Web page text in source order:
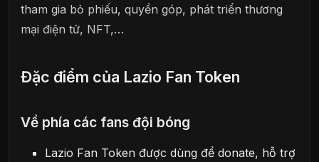
tham gia bỏ phiếu, quyền góp, phát triển thương
mại điện tử, NFT,…
Đặc điểm của Lazio Fan Token
Về phía các fans đội bóng
Lazio Fan Token được dùng để donate, hỗ trợ